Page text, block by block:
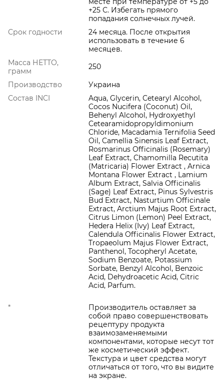
+25 С. Избегать прямого
попадания солнечных лучей.
Срок годности
24 месяца. После открытия
использовать в течение 6
месяцев.
Масса НЕТТО,
грамм
250
Производство
Украина
Состав INCI
Aqua, Glycerin, Cetearyl Alcohol,
Cocos Nucifera (Coconut) Oil,
Behenyl Alcohol, Hydroxyethyl
Cetearamidopropyldimonium
Chloride, Macadamia Ternifolia Seed
Oil, Camellia Sinensis Leaf Extract,
Rosmarinus Officinalis (Rosemary)
Leaf Extract, Chamomilla Recutita
(Matricaria) Flower Extract , Arnica
Montana Flower Extract , Lamium
Album Extract, Salvia Officinalis
(Sage) Leaf Extract, Pinus Sylvestris
Bud Extract, Nasturtium Officinale
Extract, Arctium Majus Root Extract,
Citrus Limon (Lemon) Peel Extract,
Hedera Helix (Ivy) Leaf Extract,
Calendula Officinalis Flower Extract,
Tropaeolum Majus Flower Extract,
Panthenol, Tocopheryl Acetate,
Sodium Benzoate, Potassium
Sorbate, Benzyl Alcohol, Benzoic
Acid, Dehydroacetic Acid, Citric
Acid, Parfum.
*
Производитель оставляет за
собой право совершенствовать
рецептуру продукта
взаимозаменяемыми
компонентами, которые несут тот
же косметический эффект.
Текстура и цвет средства могут
отличаться от того, что вы видите
на экране.